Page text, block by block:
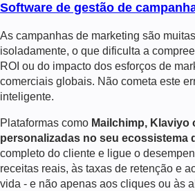
Software de gestão de
As campanhas de marketing são
isoladamente, o que dificulta a
ROI ou do impacto dos esforços de
comerciais globais. Não cometa este
inteligente.
Plataformas como Mailchimp, Klaviyo
personalizadas no seu ecossistema
completo do cliente e ligue o
receitas reais, às taxas de retenção e
vida - e não apenas aos cliques ou às